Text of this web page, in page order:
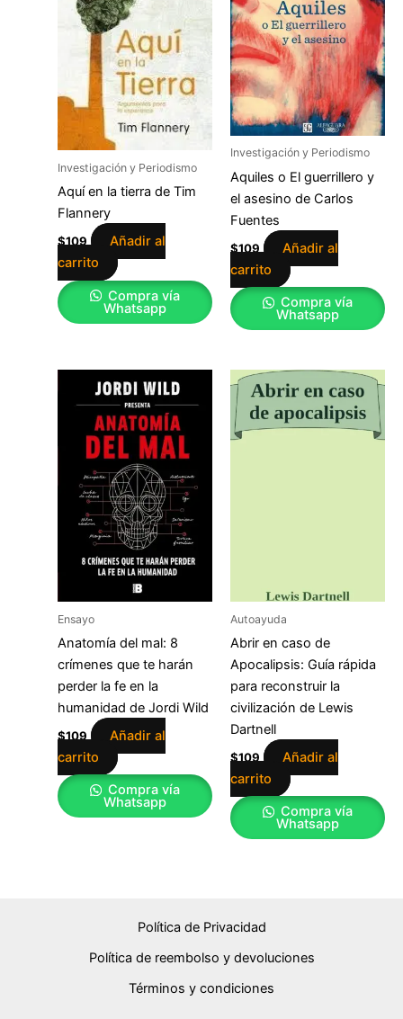
Investigación y Periodismo
Aquí en la tierra de Tim
Flannery
$109
Añadir al
carrito
Compra vía
Whatsapp
Investigación y Periodismo
Aquiles o El guerrillero y
el asesino de Carlos
Fuentes
$109
Añadir al
carrito
Compra vía
Whatsapp
Ensayo
Anatomía del mal: 8
crímenes que te harán
perder la fe en la
humanidad de Jordi Wild
$109
Añadir al
carrito
Compra vía
Whatsapp
Autoayuda
Abrir en caso de
Apocalipsis: Guía rápida
para reconstruir la
civilización de Lewis
Dartnell
$109
Añadir al
carrito
Compra vía
Whatsapp
Política de Privacidad
Política de reembolso y devoluciones
Términos y condiciones